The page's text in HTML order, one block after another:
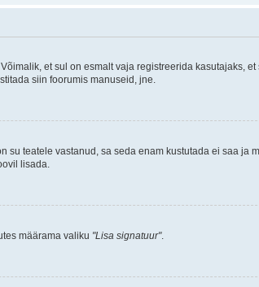
et sul on esmalt vaja registreerida kasutajaks, et
siin foorumis manuseid, jne.
su teatele vastanud, sa seda enam kustutada ei saa ja
lisada.
määrama valiku "Lisa signatuur".